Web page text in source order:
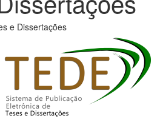
e Dissertações